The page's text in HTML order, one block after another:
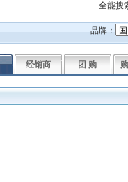
全能搜
品牌：
经销商 团 购